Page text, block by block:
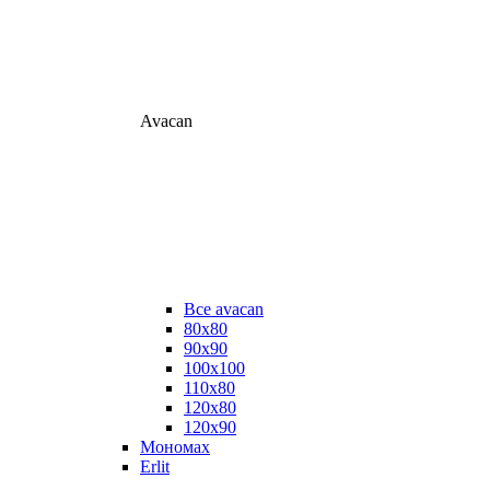
Avacan
Все avacan
80х80
90х90
100х100
110х80
120х80
120х90
Мономах
Erlit